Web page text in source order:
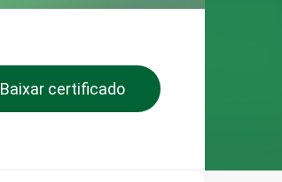
Baixar certificado